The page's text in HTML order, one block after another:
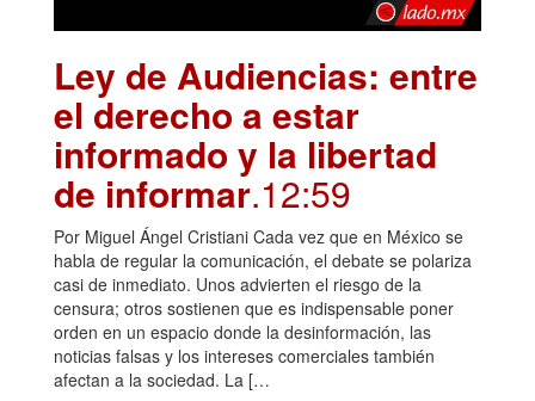
Ley de Audiencias: entre
el derecho a estar
informado y la libertad
de informar.12:59
Por Miguel Ángel Cristiani Cada vez que en México se
habla de regular la comunicación, el debate se polariza
casi de inmediato. Unos advierten el riesgo de la
censura; otros sostienen que es indispensable poner
orden en un espacio donde la desinformación, las
noticias falsas y los intereses comerciales también
afectan a la sociedad. La […